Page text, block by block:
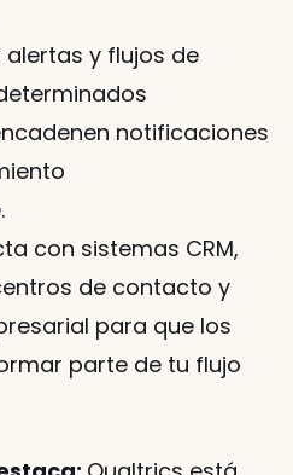
y flujos de
notificaciones
con sistemas CRM,
de contacto y
para que los
parte de tu flujo